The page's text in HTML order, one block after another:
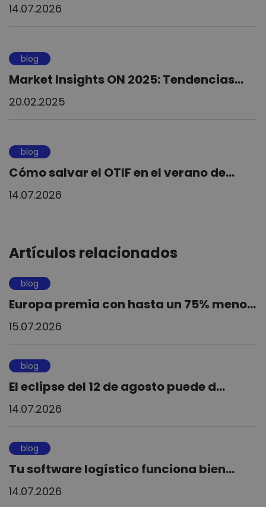
14.07.2026
blog
Market Insights ON 2025: Tendencias...
20.02.2025
blog
Cómo salvar el OTIF en el verano de...
14.07.2026
Artículos relacionados
blog
Europa premia con hasta un 75% meno...
15.07.2026
blog
El eclipse del 12 de agosto puede d...
14.07.2026
blog
Tu software logístico funciona bien...
14.07.2026